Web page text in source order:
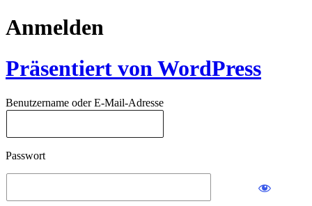
Anmelden
Präsentiert von WordPress
Benutzername oder E-Mail-Adresse
Passwort